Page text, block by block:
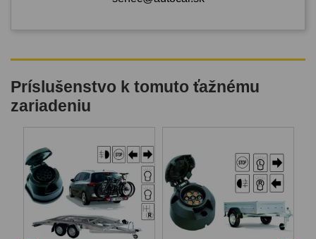
Príslušenstvo k tomuto ťažnému
zariadeniu